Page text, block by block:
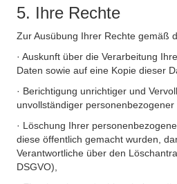
5. Ihre Rechte
Zur Ausübung Ihrer Rechte gemäß
· Auskunft über die Verarbeitung
Daten sowie auf eine Kopie dieser
· Berichtigung unrichtiger und
unvollständiger personenbezogener
· Löschung Ihrer
diese öffentlich gemacht wurden,
Verantwortliche über den
DSGVO),